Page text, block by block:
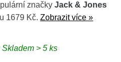
značky Jack & Jones
1679 Kč. Zobrazit více »
> 5 ks